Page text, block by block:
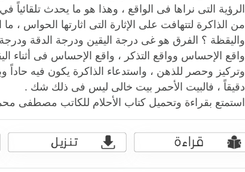
الرؤية التى نراها فى الواقع ، وهذا هو ما يحدث تلقائياً
من الذاكرة لتتهافت على الإثارة التى اثارتها الحواس ،
واليقظة ؟ الفرق هو غى درجة اليقين ودرجة الدقة
واقع الإحساس وواقع التذكر ، واقع الإحساس فى أثناء
وتركيز وحصر للذهن ، واستدعاء الذاكرة يكون فيه حاداً
دقيقاً ، فالبيت الأحمر بيت خالى ليس فى ذلك شك .
استمتع بقراءة وتحميل كتاب الأحلام للكاتب مصطفى